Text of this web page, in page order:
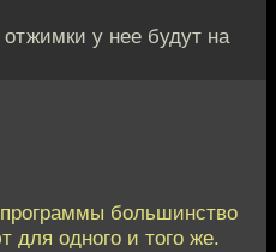
у нее будут на
большинство
для одного и того же.